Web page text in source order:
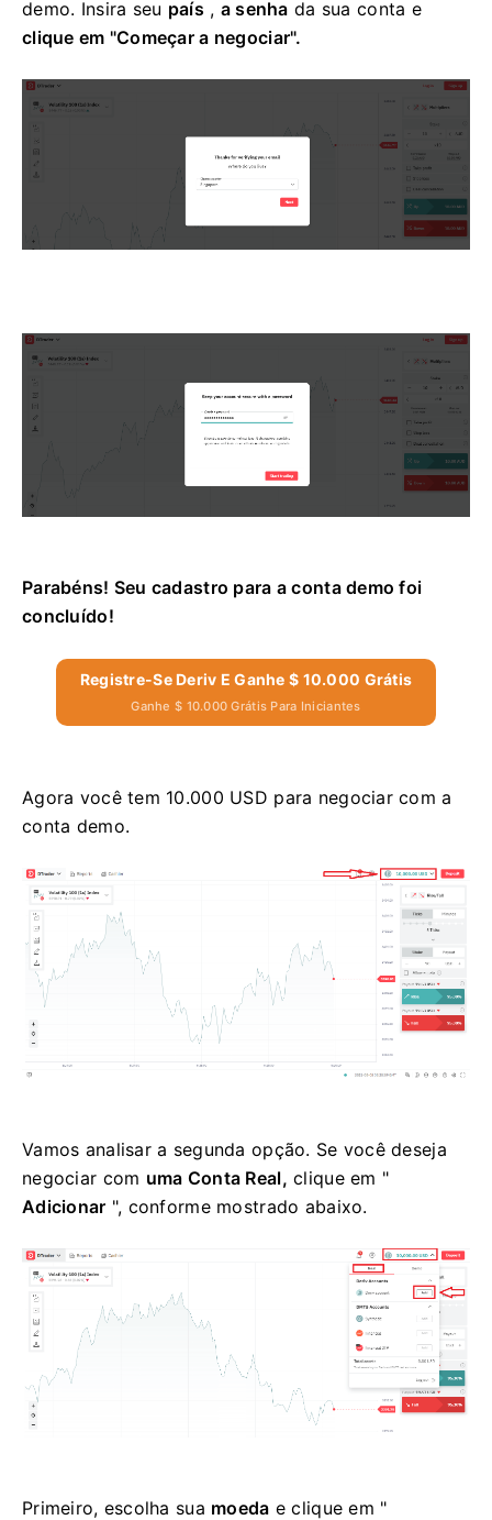
demo. Insira seu país , a senha da sua conta e
clique em "Começar a negociar".
Parabéns! Seu cadastro para a conta demo foi
concluído!
Registre-Se Deriv E Ganhe $ 10.000 Grátis
Ganhe $ 10.000 Grátis Para Iniciantes
Agora você tem 10.000 USD para negociar com a
conta demo.
Vamos analisar a segunda opção. Se você deseja
negociar com uma Conta Real, clique em "
Adicionar ", conforme mostrado abaixo.
Primeiro, escolha sua moeda e clique em "